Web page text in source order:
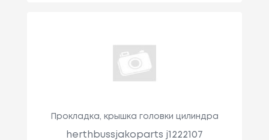
Прокладка, крышка головки цилиндра
herthbussjakoparts j1222107